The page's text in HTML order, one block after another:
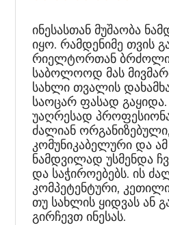
ინესასთან მუშაობა
იყო. რამდენიმე თვის
რიელტორთან
საბოლოოდ მას
სახლი თვალის
საოცარ ფასად გაყიდა.
უაღრესად
ძალიან ორგანიზებული,
კომუნიკაბელური და ამ
ნამდვილად უსმენდა
და საჭიროებებს. ის
კომპეტენტური,
თუ სახლის ყიდვას ან
გირჩევთ ინესას.